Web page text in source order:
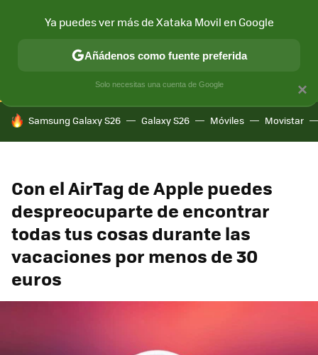
CONECTIVIDAD MÓVIL Y SOCIEDAD APLICACIONES
HOY SE HABLA DE
Samsung Galaxy S26 Galaxy S26 Móviles Movistar
Con el AirTag de Apple puedes
despreocuparte de encontrar
todas tus cosas durante las
vacaciones por menos de 30
euros
×
Ya puedes ver más de Xataka Movil en Google
Añádenos como fuente preferida
Solo necesitas una cuenta de Google